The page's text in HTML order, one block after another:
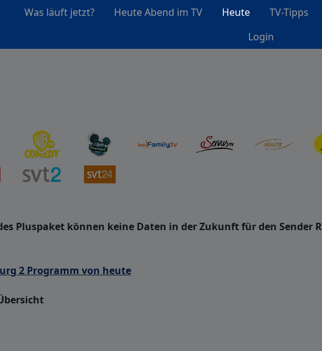
Was läuft jetzt? Heute Abend im TV Heute TV-Tipps
Login
Pluspaket können keine Daten in der Zukunft für den Sender
2 Programm von heute